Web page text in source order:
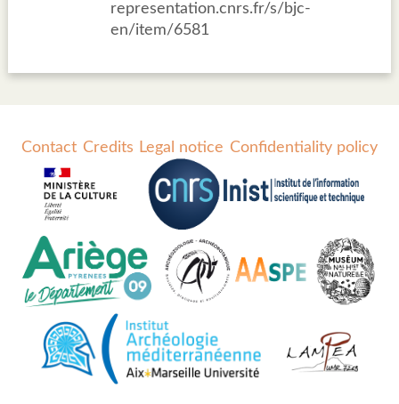
representation.cnrs.fr/s/bjc-
en/item/6581
Contact Credits Legal notice Confidentiality policy